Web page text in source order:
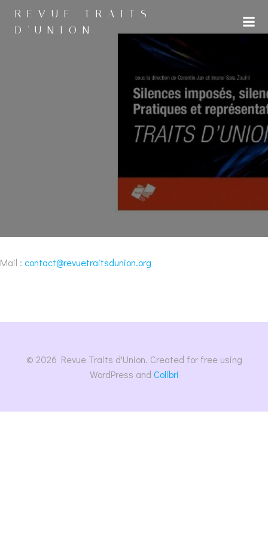
contenu
REVUE TRAITS
D'UNION
Mail : contact@revuetraitsdunion.org
© 2026 Revue Traits d'Union. Created for free using
WordPress and Colibri